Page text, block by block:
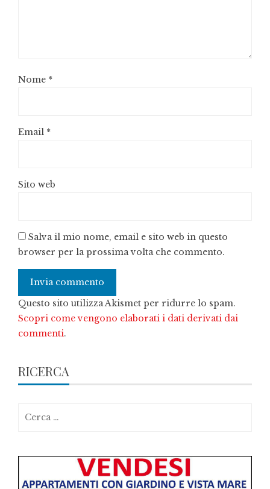
Nome *
Email *
Sito web
Salva il mio nome, email e sito web in questo
browser per la prossima volta che commento.
Questo sito utilizza Akismet per ridurre lo spam.
Scopri come vengono elaborati i dati derivati dai
commenti.
RICERCA